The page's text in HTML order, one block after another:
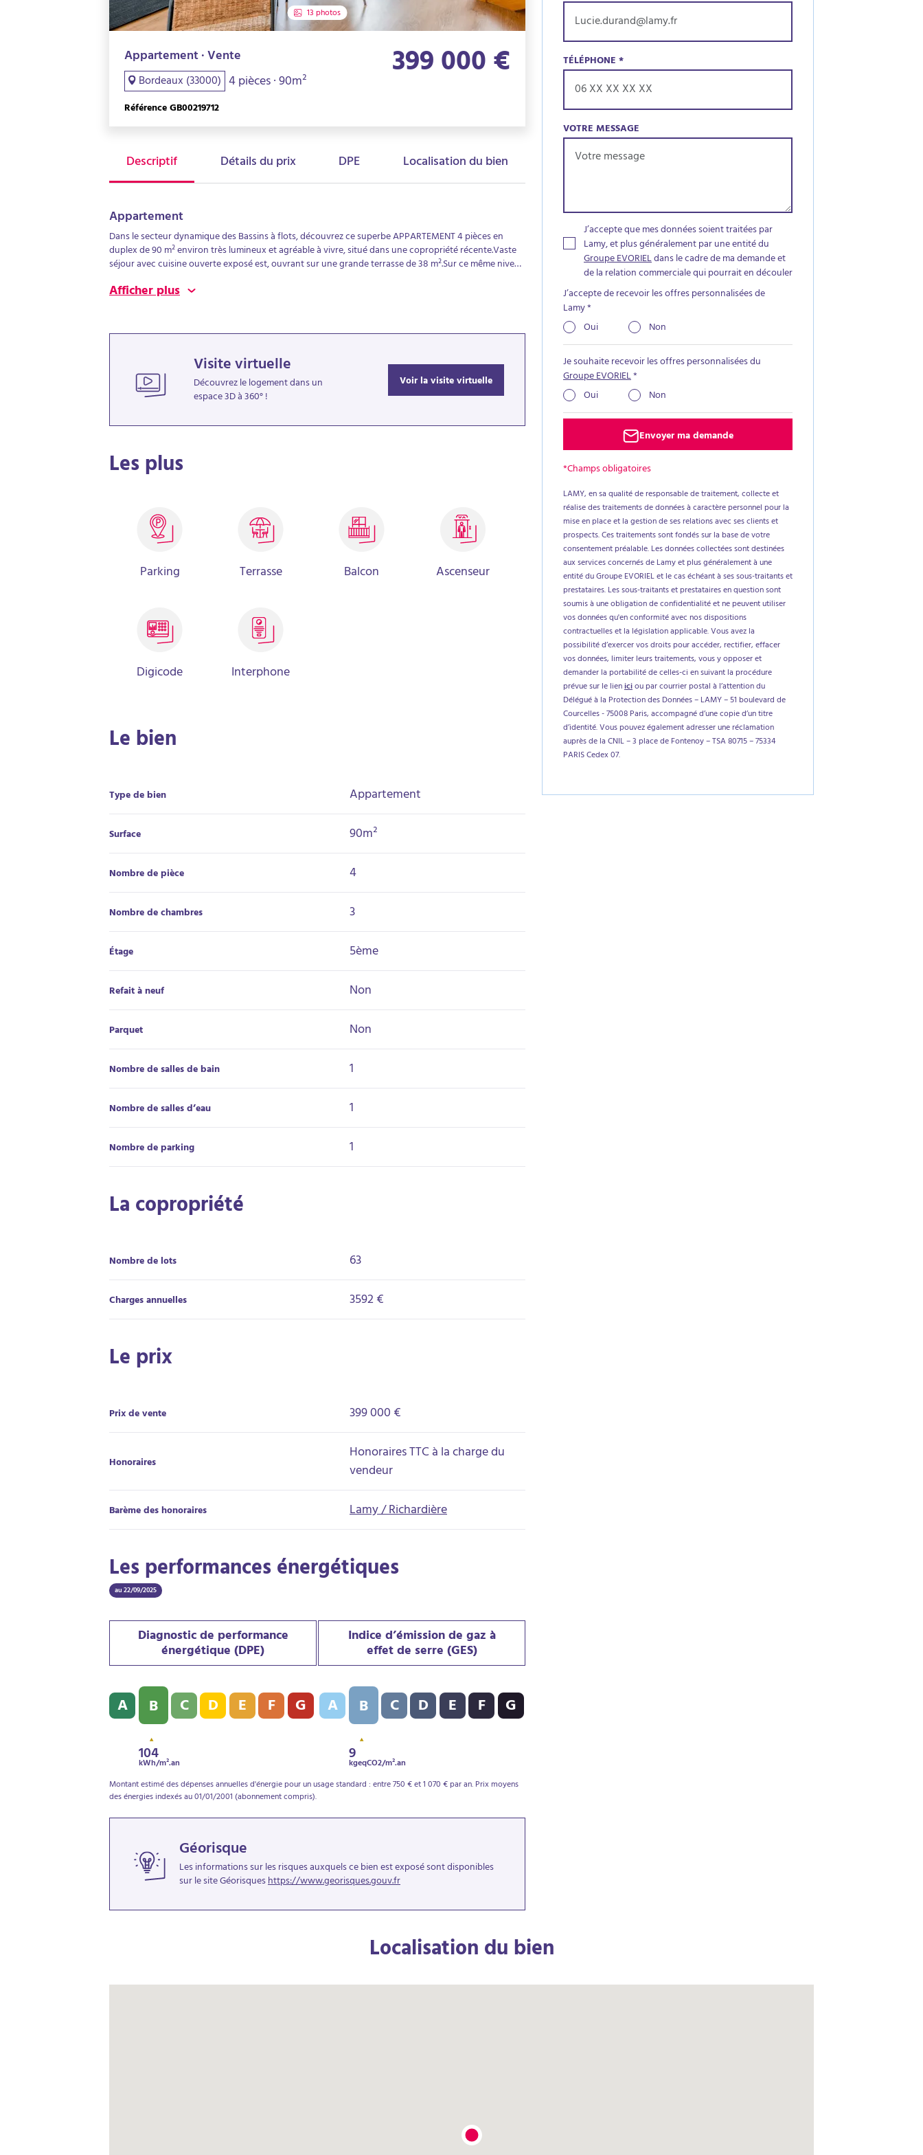
13 photos
Appartement · Vente
Bordeaux (33000) 4 pièces · 90m² 399 000 €
Référence GB00219712
Descriptif Détails du prix DPE Localisation du bien
Appartement
Dans le secteur dynamique des Bassins à flots, découvrez ce superbe APPARTEMENT 4 pièces en
duplex de 90 m² environ très lumineux et agréable à vivre, situé dans une copropriété récente.Vaste
séjour avec cuisine ouverte exposé est, ouvrant sur une grande terrasse de 38 m².Sur ce même niveau
d'eau avec WC. A l'étage une suite parentale de 15 m² avec sa salle de bains.Une place de parking
contacter.
Afficher plus
Visite virtuelle
Découvrez le logement dans un
espace 3D à 360° !
Voir la visite virtuelle
Les plus
Parking Terrasse Balcon Ascenseur
Digicode Interphone
Le bien
Type de bien Appartement
Surface 90m²
Nombre de pièce 4
Nombre de chambres 3
Étage 5ème
Refait à neuf Non
Parquet Non
Nombre de salles de bain 1
Nombre de salles d’eau 1
Nombre de parking 1
La copropriété
Nombre de lots 63
Charges annuelles 3592 €
Le prix
Prix de vente 399 000 €
Honoraires Honoraires TTC à la charge du
vendeur
Barème des honoraires Lamy / Richardière
Les performances énergétiques
au 22/09/2025
Diagnostic de performance
énergétique (DPE)
Diagnostic de performance énergétique (DPE) : B - 104 kWh/m².an
A B
104
kWh/m².an
C D E F G
Indice d’émission de gaz à
effet de serre (GES)
Indice d’émission de gaz à effet de serre (GES) : B - 9 kgeqCO2/m².an
A B
9
kgeqCO2/m².an
C D E F G
Montant estimé des dépenses annuelles d'énergie pour un usage standard : entre 750 € et 1 070 € par an. Prix moyens
des énergies indexés au 01/01/2001 (abonnement compris).
Géorisque
Les informations sur les risques auxquels ce bien est exposé sont disponibles
sur le site Géorisqueshttps://www.georisques.gouv.fr
TÉLÉPHONE*
VOTRE MESSAGE
J’accepte que mes données soient traitées par
Lamy, et plus généralement par une entité du
Groupe EVORIELdans le cadre de ma demande et
de la relation commerciale qui pourrait en découler
J’accepte de recevoir les offres personnalisées de
Lamy*
Oui
Non
Je souhaite recevoir les offres personnalisées du
Groupe EVORIEL*
Oui
Non
Envoyer ma demande
*Champs obligatoires
LAMY, en sa qualité de responsable de traitement, collecte et
réalise des traitements de données à caractère personnel pour la
mise en place et la gestion de ses relations avec ses clients et
prospects. Ces traitements sont fondés sur la base de votre
consentement préalable. Les données collectées sont destinées
aux services concernés de Lamy et plus généralement à une
entité du Groupe EVORIEL et le cas échéant à ses sous-traitants et
prestataires. Les sous-traitants et prestataires en question sont
soumis à une obligation de confidentialité et ne peuvent utiliser
vos données qu'en conformité avec nos dispositions
contractuelles et la législation applicable. Vous avez la
possibilité d’exercer vos droits pour accéder, rectifier, effacer
vos données, limiter leurs traitements, vous y opposer et
demander la portabilité de celles-ci en suivant la procédure
prévue sur le lieniciou par courrier postal à l’attention du
Délégué à la Protection des Données – LAMY – 51 boulevard de
Courcelles - 75008 Paris, accompagné d’une copie d’un titre
d’identité. Vous pouvez également adresser une réclamation
auprès de la CNIL – 3 place de Fontenoy – TSA 80715 – 75334
PARIS Cedex 07.
Localisation du bien